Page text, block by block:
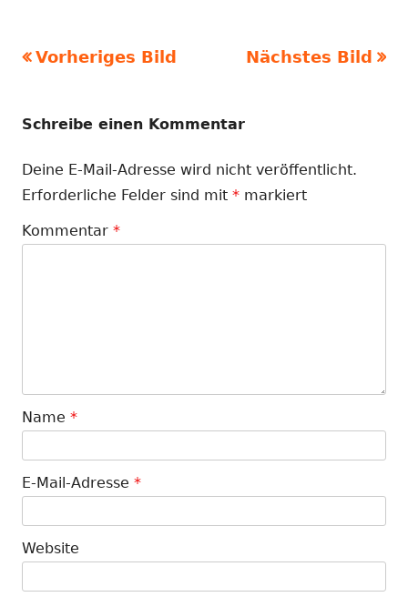
Vorheriges Bild Nächstes Bild
Schreibe einen Kommentar
Deine E-Mail-Adresse wird nicht veröffentlicht.
Erforderliche Felder sind mit * markiert
Kommentar *
Name *
E-Mail-Adresse *
Website